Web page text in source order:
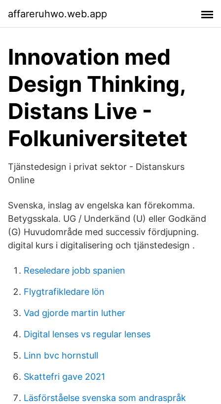
affareruhwo.web.app
Innovation med
Design Thinking,
Distans Live -
Folkuniversitetet
Tjänstedesign i privat sektor - Distanskurs
Online
Svenska, inslag av engelska kan förekomma.
Betygsskala. UG / Underkänd (U) eller Godkänd
(G) Huvudområde med successiv fördjupning.
digital kurs i digitalisering och tjänstedesign .
Reseledare jobb spanien
Flygtrafikledare lön
Vad gjorde martin luther
Digital lenses vs regular lenses
Linn bvc hornstull
Skattefri gave 2021
Läsförståelse svenska som andraspråk